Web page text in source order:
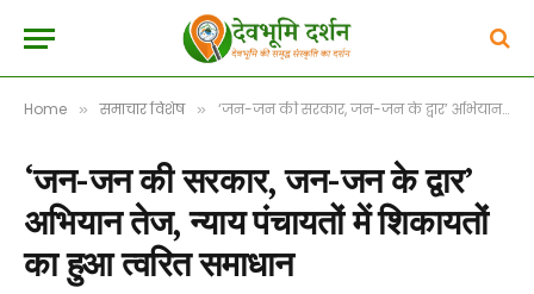
Home » समाचार विशेष » ‘जन-जन की सरकार, जन-जन के द्वार’ अभियान तेज, न्याय पंचायतों में शिकायतों का हुआ त्वरित समाधान
‘जन-जन की सरकार, जन-जन के द्वार’
अभियान तेज, न्याय पंचायतों में शिकायतों
का हुआ त्वरित समाधान